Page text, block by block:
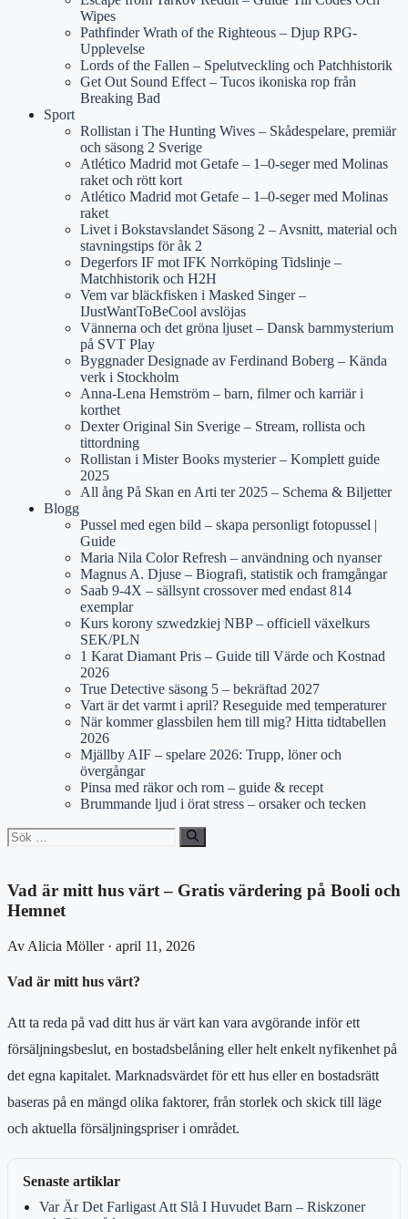
Wipes
Pathfinder Wrath of the Righteous – Djup RPG-
Upplevelse
Lords of the Fallen – Spelutveckling och Patchhistorik
Get Out Sound Effect – Tucos ikoniska rop från
Breaking Bad
Sport
Rollistan i The Hunting Wives – Skådespelare, premiär
och säsong 2 Sverige
Atlético Madrid mot Getafe – 1–0-seger med Molinas
raket och rött kort
Atlético Madrid mot Getafe – 1–0-seger med Molinas
raket
Livet i Bokstavslandet Säsong 2 – Avsnitt, material och
stavningstips för åk 2
Degerfors IF mot IFK Norrköping Tidslinje –
Matchhistorik och H2H
Vem var bläckfisken i Masked Singer –
IJustWantToBeCool avslöjas
Vännerna och det gröna ljuset – Dansk barnmysterium
på SVT Play
Byggnader Designade av Ferdinand Boberg – Kända
verk i Stockholm
Anna-Lena Hemström – barn, filmer och karriär i
korthet
Dexter Original Sin Sverige – Stream, rollista och
tittordning
Rollistan i Mister Books mysterier – Komplett guide
2025
All ång På Skan en Arti ter 2025 – Schema & Biljetter
Blogg
Pussel med egen bild – skapa personligt fotopussel |
Guide
Maria Nila Color Refresh – användning och nyanser
Magnus A. Djuse – Biografi, statistik och framgångar
Saab 9-4X – sällsynt crossover med endast 814
exemplar
Kurs korony szwedzkiej NBP – officiell växelkurs
SEK/PLN
1 Karat Diamant Pris – Guide till Värde och Kostnad
2026
True Detective säsong 5 – bekräftad 2027
Vart är det varmt i april? Reseguide med temperaturer
När kommer glassbilen hem till mig? Hitta tidtabellen
2026
Mjällby AIF – spelare 2026: Trupp, löner och
övergångar
Pinsa med räkor och rom – guide & recept
Brummande ljud i örat stress – orsaker och tecken
Sök
efter:
Vad är mitt hus värt – Gratis värdering på Booli och
Hemnet
Av Alicia Möller · april 11, 2026
Vad är mitt hus värt?
Att ta reda på vad ditt hus är värt kan vara avgörande inför ett
försäljningsbeslut, en bostadsbelåning eller helt enkelt nyfikenhet på
det egna kapitalet. Marknadsvärdet för ett hus eller en bostadsrätt
baseras på en mängd olika faktorer, från storlek och skick till läge
och aktuella försäljningspriser i området.
Senaste artiklar
Var Är Det Farligast Att Slå I Huvudet Barn – Riskzoner